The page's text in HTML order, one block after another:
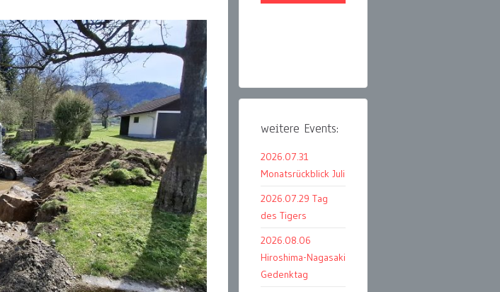
weitere Events:
2026.07.31
Monatsrückblick Juli
2026.07.29 Tag
des Tigers
2026.08.06
Hiroshima-Nagasaki
Gedenktag